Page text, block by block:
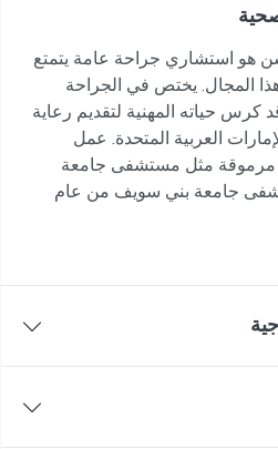
هو استشاري جراحة عامة يتمتع
30 عامًا في هذا المجال. يختص في الجراحة
كرس حياته المهنية لتقديم رعاية
العربية المتحدة. عمل
مرموقة مثل مستشفى جامعة
جامعة بني سويف من عام